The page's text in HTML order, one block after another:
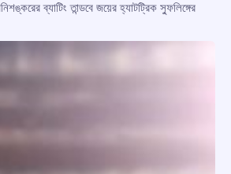
ব্যাটিং তান্ডবে ‌জয়ের হ্যাটট্রিক স্ফুলিঙ্গের